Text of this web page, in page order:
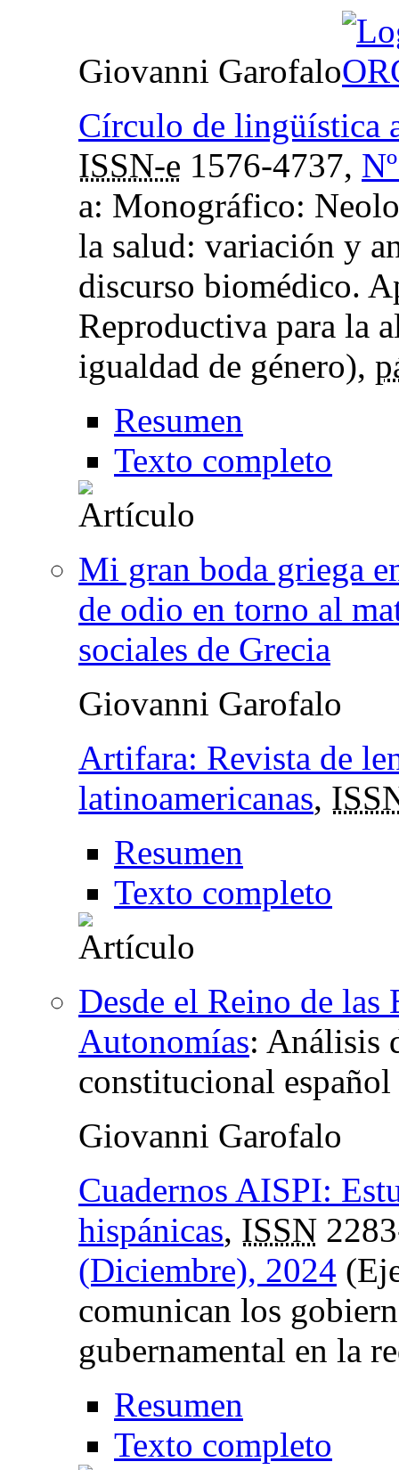
Giovanni Garofalo
Círculo de lingüística
ISSN-e 1576-4737,
a: Monográfico:
la salud: variación y
discurso biomédico.
Reproductiva para la
igualdad de género),
Resumen
Texto completo
Mi gran boda griega
de odio en torno al
sociales de Grecia
Giovanni Garofalo
Artifara: Revista de
latinoamericanas,
Resumen
Texto completo
Desde el Reino de las
Autonomías: Análisis
constitucional español
Giovanni Garofalo
Cuadernos AISPI:
hispánicas, ISSN
(Diciembre), 2024
comunican los
gubernamental en la
Resumen
Texto completo